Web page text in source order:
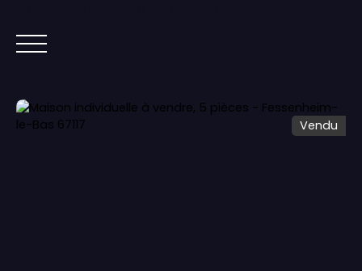
ACCUEIL ACHETER
IMMOBILIER NEUF
Vendu